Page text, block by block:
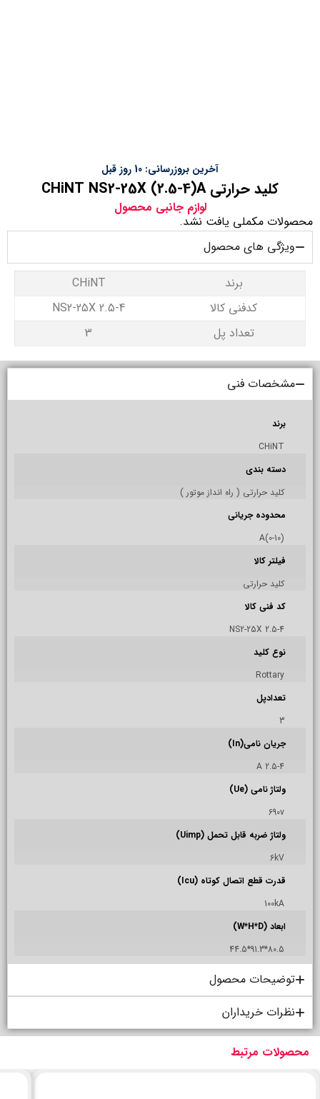
آخرین بروزرسانی: 10 روز قبل
کلید حرارتی CHiNT NS2-25X (2.5-4)A
لوازم جانبی محصول
محصولات مکملی یافت نشد.
ویژگی های محصول
برند
CHiNT
کدفنی کالا
NS2-25X 2.5-4
تعداد پل
3
مشخصات فنی
برند
CHiNT
دسته بندی
کلید حرارتی ( راه انداز موتور )
محدوده جریانی
(0-10)A
فیلتر کالا
کلید حرارتی
کد فنی کالا
NS2-25X 2.5-4
نوع کلید
Rottary
تعدادپل
3
جریان نامی(In)
2.5-4 A
ولتاژ نامی (Ue)
690v
ولتاژ ضربه قابل تحمل (Uimp)
6kV
قدرت قطع اتصال کوتاه (Icu)
100kA
ابعاد (W*H*D)
80.5*91.3*44.5
توضیحات محصول
نظرات خریداران
محصولات مرتبط